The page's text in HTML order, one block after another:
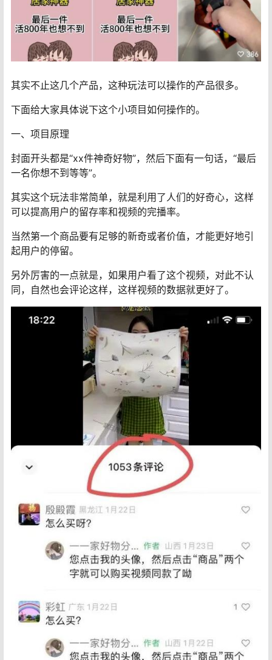
其实不止这几个产品，这种玩法可以操作的产品很多。
下面给大家具体说下这个小项目如何操作的。
一、项目原理
封面开头都是“xx件神奇好物”，然后下面有一句话，“最后
一名你想不到等等”。
其实这个玩法非常简单，就是利用了人们的好奇心，这样
可以提高用户的留存率和视频的完播率。
当然第一个商品要有足够的新奇或者价值，才能更好地引
起用户的停留。
另外厉害的一点就是，如果用户看了这个视频，对此不认
同，自然也会评论这样，这样视频的数据就更好了。